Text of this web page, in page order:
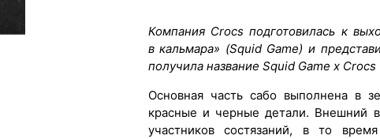
Компания Crocs подготовилась к
в кальмара» (Squid Game) и
получила название Squid Game x
Основная часть сабо выполнена в
красные и черные детали. Внешний
участников состязаний, в то